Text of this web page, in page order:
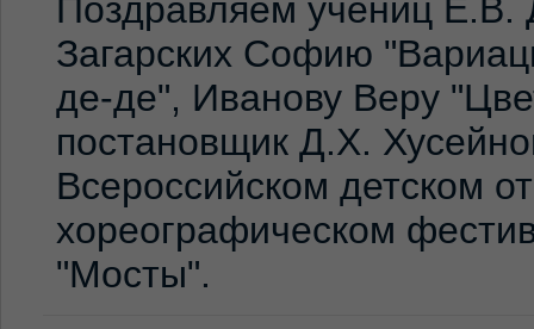
Поздравляем учениц Е.В.
Загарских Софию
де-де", Иванову Веру
постановщик Д.Х.
Всероссийском детском
хореографическом
"Мосты".